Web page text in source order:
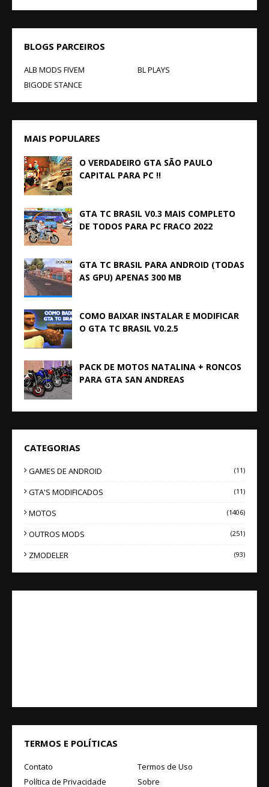
BLOGS PARCEIROS
ALB MODS FIVEM
BL PLAYS
BIGODE STANCE
MAIS POPULARES
O VERDADEIRO GTA SÃO PAULO
CAPITAL PARA PC !!
GTA TC BRASIL V0.3 MAIS COMPLETO
DE TODOS PARA PC FRACO 2022
GTA TC BRASIL PARA ANDROID (TODAS
AS GPU) APENAS 300 MB
COMO BAIXAR INSTALAR E MODIFICAR
O GTA TC BRASIL V0.2.5
PACK DE MOTOS NATALINA + RONCOS
PARA GTA SAN ANDREAS
CATEGORIAS
GAMES DE ANDROID (11)
GTA'S MODIFICADOS (11)
MOTOS (1406)
OUTROS MODS (251)
ZMODELER (93)
TERMOS E POLÍTICAS
Contato
Termos de Uso
Política de Privacidade
Sobre